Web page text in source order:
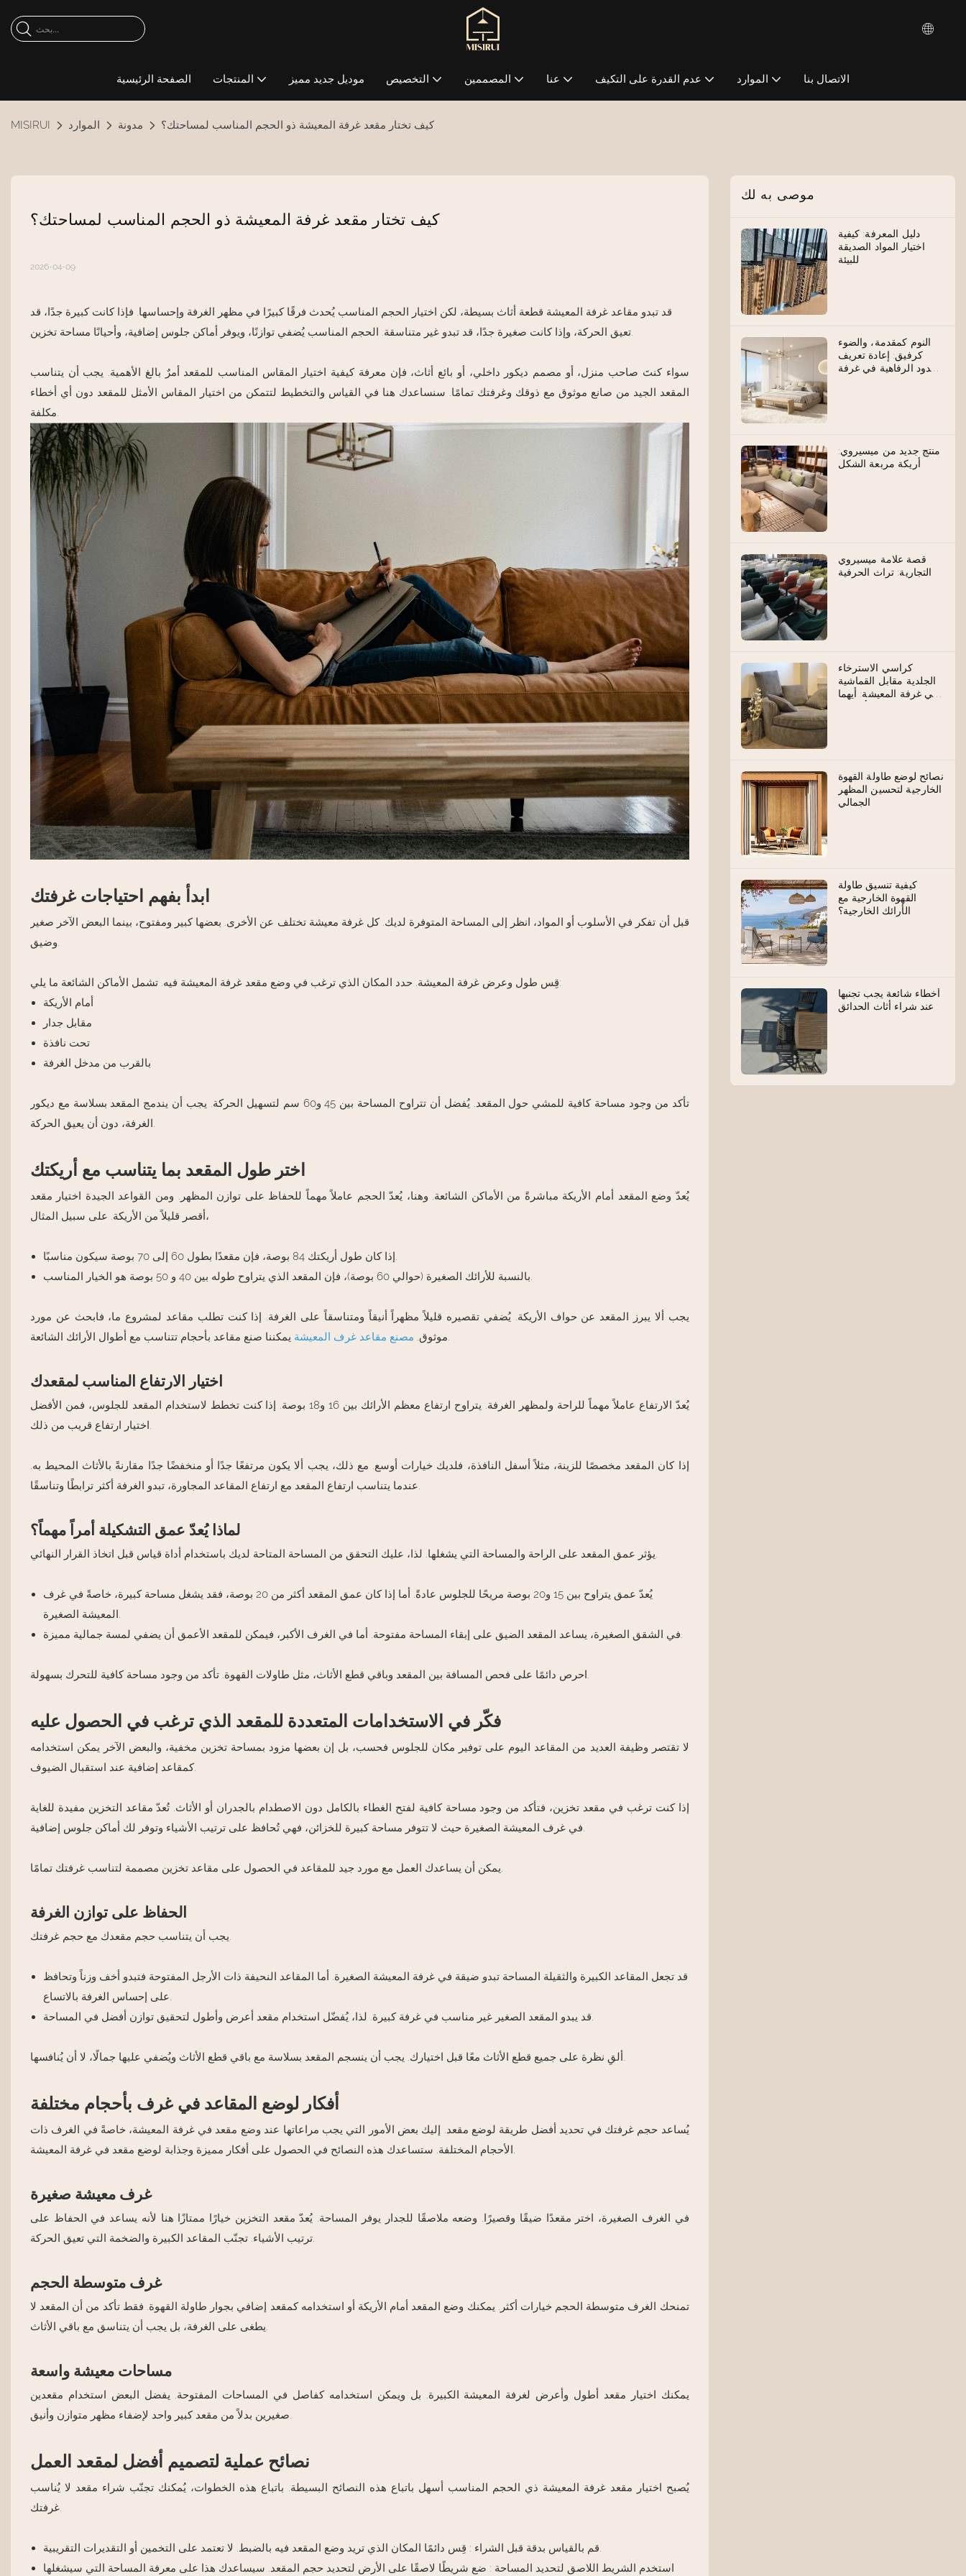
الصفحة الرئيسية المنتجات موديل جديد مميز التخصيص المصممين عنا عدم القدرة على التكيف الموارد الاتصال بنا
MISIRUI الموارد مدونة كيف تختار مقعد غرفة المعيشة ذو الحجم المناسب لمساحتك؟
كيف تختار مقعد غرفة المعيشة ذو الحجم المناسب لمساحتك؟
2026-04-09
قد تبدو مقاعد غرفة المعيشة قطعة أثاث بسيطة، لكن اختيار الحجم المناسب يُحدث فرقًا كبيرًا في مظهر الغرفة وإحساسها. فإذا كانت كبيرة جدًا، قد
تعيق الحركة، وإذا كانت صغيرة جدًا، قد تبدو غير متناسقة. الحجم المناسب يُضفي توازنًا، ويوفر أماكن جلوس إضافية، وأحيانًا مساحة تخزين.
سواء كنتَ صاحب منزل، أو مصمم ديكور داخلي، أو بائع أثاث، فإن معرفة كيفية اختيار المقاس المناسب للمقعد أمرٌ بالغ الأهمية. يجب أن يتناسب
المقعد الجيد من صانع موثوق مع ذوقك وغرفتك تمامًا. سنساعدك هنا في القياس والتخطيط لتتمكن من اختيار المقاس الأمثل للمقعد دون أي أخطاء
مكلفة.
ابدأ بفهم احتياجات غرفتك
قبل أن تفكر في الأسلوب أو المواد، انظر إلى المساحة المتوفرة لديك. كل غرفة معيشة تختلف عن الأخرى. بعضها كبير ومفتوح، بينما البعض الآخر صغير
وضيق.
قِس طول وعرض غرفة المعيشة. حدد المكان الذي ترغب في وضع مقعد غرفة المعيشة فيه. تشمل الأماكن الشائعة ما يلي:
أمام الأريكة
مقابل جدار
تحت نافذة
بالقرب من مدخل الغرفة
تأكد من وجود مساحة كافية للمشي حول المقعد. يُفضل أن تتراوح المساحة بين 45 و60 سم لتسهيل الحركة. يجب أن يندمج المقعد بسلاسة مع ديكور
الغرفة، دون أن يعيق الحركة.
اختر طول المقعد بما يتناسب مع أريكتك
يُعدّ وضع المقعد أمام الأريكة مباشرةً من الأماكن الشائعة. وهنا، يُعدّ الحجم عاملاً مهماً للحفاظ على توازن المظهر. ومن القواعد الجيدة اختيار مقعد
أقصر قليلاً من الأريكة. على سبيل المثال،
إذا كان طول أريكتك 84 بوصة، فإن مقعدًا بطول 60 إلى 70 بوصة سيكون مناسبًا.
بالنسبة للأرائك الصغيرة (حوالي 60 بوصة)، فإن المقعد الذي يتراوح طوله بين 40 و 50 بوصة هو الخيار المناسب.
يجب ألا يبرز المقعد عن حواف الأريكة. يُضفي تقصيره قليلاً مظهراً أنيقاً ومتناسقاً على الغرفة. إذا كنت تطلب مقاعد لمشروع ما، فابحث عن مورد
موثوق. مصنع مقاعد غرف المعيشة يمكننا صنع مقاعد بأحجام تتناسب مع أطوال الأرائك الشائعة.
اختيار الارتفاع المناسب لمقعدك
يُعدّ الارتفاع عاملاً مهماً للراحة ولمظهر الغرفة. يتراوح ارتفاع معظم الأرائك بين 16 و18 بوصة. إذا كنت تخطط لاستخدام المقعد للجلوس، فمن الأفضل
اختيار ارتفاع قريب من ذلك.
إذا كان المقعد مخصصًا للزينة، مثلاً أسفل النافذة، فلديك خيارات أوسع. مع ذلك، يجب ألا يكون مرتفعًا جدًا أو منخفضًا جدًا مقارنةً بالأثاث المحيط به.
عندما يتناسب ارتفاع المقعد مع ارتفاع المقاعد المجاورة، تبدو الغرفة أكثر ترابطًا وتناسقًا.
لماذا يُعدّ عمق التشكيلة أمراً مهماً؟
يؤثر عمق المقعد على الراحة والمساحة التي يشغلها. لذا، عليك التحقق من المساحة المتاحة لديك باستخدام أداة قياس قبل اتخاذ القرار النهائي.
يُعدّ عمق يتراوح بين 15 و20 بوصة مريحًا للجلوس عادةً. أما إذا كان عمق المقعد أكثر من 20 بوصة، فقد يشغل مساحة كبيرة، خاصةً في غرف
المعيشة الصغيرة.
في الشقق الصغيرة، يساعد المقعد الضيق على إبقاء المساحة مفتوحة. أما في الغرف الأكبر، فيمكن للمقعد الأعمق أن يضفي لمسة جمالية مميزة.
احرص دائمًا على فحص المسافة بين المقعد وباقي قطع الأثاث، مثل طاولات القهوة. تأكد من وجود مساحة كافية للتحرك بسهولة.
فكّر في الاستخدامات المتعددة للمقعد الذي ترغب في الحصول عليه
لا تقتصر وظيفة العديد من المقاعد اليوم على توفير مكان للجلوس فحسب، بل إن بعضها مزود بمساحة تخزين مخفية، والبعض الآخر يمكن استخدامه
كمقاعد إضافية عند استقبال الضيوف.
إذا كنت ترغب في مقعد تخزين، فتأكد من وجود مساحة كافية لفتح الغطاء بالكامل دون الاصطدام بالجدران أو الأثاث. تُعدّ مقاعد التخزين مفيدة للغاية
في غرف المعيشة الصغيرة حيث لا تتوفر مساحة كبيرة للخزائن، فهي تُحافظ على ترتيب الأشياء وتوفر لك أماكن جلوس إضافية.
يمكن أن يساعدك العمل مع مورد جيد للمقاعد في الحصول على مقاعد تخزين مصممة لتناسب غرفتك تمامًا.
الحفاظ على توازن الغرفة
يجب أن يتناسب حجم مقعدك مع حجم غرفتك.
قد تجعل المقاعد الكبيرة والثقيلة المساحة تبدو ضيقة في غرفة المعيشة الصغيرة. أما المقاعد النحيفة ذات الأرجل المفتوحة فتبدو أخف وزناً وتحافظ
على إحساس الغرفة بالاتساع.
قد يبدو المقعد الصغير غير مناسب في غرفة كبيرة. لذا، يُفضّل استخدام مقعد أعرض وأطول لتحقيق توازن أفضل في المساحة.
ألقِ نظرة على جميع قطع الأثاث معًا قبل اختيارك. يجب أن ينسجم المقعد بسلاسة مع باقي قطع الأثاث ويُضفي عليها جمالًا، لا أن يُنافسها.
أفكار لوضع المقاعد في غرف بأحجام مختلفة
يُساعد حجم غرفتك في تحديد أفضل طريقة لوضع مقعد. إليك بعض الأمور التي يجب مراعاتها عند وضع مقعد في غرفة المعيشة، خاصةً في الغرف ذات
الأحجام المختلفة. ستساعدك هذه النصائح في الحصول على أفكار مميزة وجذابة لوضع مقعد في غرفة المعيشة.
غرف معيشة صغيرة
في الغرف الصغيرة، اختر مقعدًا ضيقًا وقصيرًا. وضعه ملاصقًا للجدار يوفر المساحة. يُعدّ مقعد التخزين خيارًا ممتازًا هنا لأنه يساعد في الحفاظ على
ترتيب الأشياء. تجنّب المقاعد الكبيرة والضخمة التي تعيق الحركة.
غرف متوسطة الحجم
تمنحك الغرف متوسطة الحجم خيارات أكثر. يمكنك وضع المقعد أمام الأريكة أو استخدامه كمقعد إضافي بجوار طاولة القهوة. فقط تأكد من أن المقعد لا
يطغى على الغرفة، بل يجب أن يتناسق مع باقي الأثاث.
مساحات معيشة واسعة
يمكنك اختيار مقعد أطول وأعرض لغرفة المعيشة الكبيرة. بل ويمكن استخدامه كفاصل في المساحات المفتوحة. يفضل البعض استخدام مقعدين
صغيرين بدلاً من مقعد كبير واحد لإضفاء مظهر متوازن وأنيق.
نصائح عملية لتصميم أفضل لمقعد العمل
يُصبح اختيار مقعد غرفة المعيشة ذي الحجم المناسب أسهل باتباع هذه النصائح البسيطة. باتباع هذه الخطوات، يُمكنك تجنّب شراء مقعد لا يُناسب
غرفتك.
قم بالقياس بدقة قبل الشراء: قِس دائمًا المكان الذي تريد وضع المقعد فيه بالضبط. لا تعتمد على التخمين أو التقديرات التقريبية.
استخدم الشريط اللاصق لتحديد المساحة : ضع شريطًا لاصقًا على الأرض لتحديد حجم المقعد. سيساعدك هذا على معرفة المساحة التي سيشغلها
موصى به لك
دليل المعرفة: كيفية
اختيار المواد الصديقة
للبيئة
النوم كمقدمة، والضوء
كرفيق: إعادة تعريف
حدود الرفاهية في غرفة
منتج جديد من ميسيروي:
أريكة مربعة الشكل
قصة علامة ميسيروي
التجارية: تراث الحرفية
كراسي الاسترخاء
الجلدية مقابل القماشية
في غرفة المعيشة: أيهما
نصائح لوضع طاولة القهوة
الخارجية لتحسين المظهر
الجمالي
كيفية تنسيق طاولة
القهوة الخارجية مع
الأرائك الخارجية؟
أخطاء شائعة يجب تجنبها
عند شراء أثاث الحدائق